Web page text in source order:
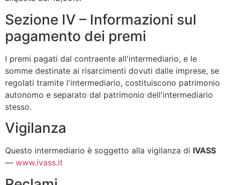
Sezione IV – Informazioni sul
pagamento dei premi
I premi pagati dal contraente all'intermediario, e le
somme destinate ai risarcimenti dovuti dalle imprese, se
regolati tramite l'intermediario, costituiscono patrimonio
autonomo e separato dal patrimonio dell'intermediario
stesso.
Vigilanza
Questo intermediario è soggetto alla vigilanza di IVASS
— www.ivass.it